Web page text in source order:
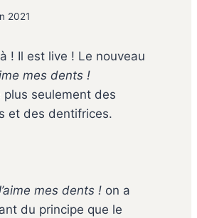
2021
! Il est live ! Le nouveau
mes dents !
plus seulement des
et des dentifrices.
mes dents ! on a
du principe que le